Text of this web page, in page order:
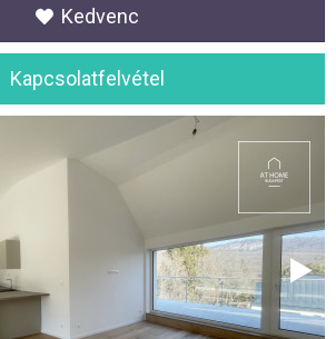
Kedvenc
Kapcsolatfelvétel